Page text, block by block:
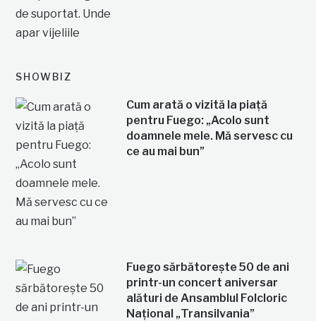
SHOWBIZ
Cum arată o vizită la piață
pentru Fuego: „Acolo sunt
doamnele mele. Mă servesc cu
ce au mai bun”
Fuego sărbătorește 50 de ani
printr-un concert aniversar
alături de Ansamblul Folcloric
Național „Transilvania”